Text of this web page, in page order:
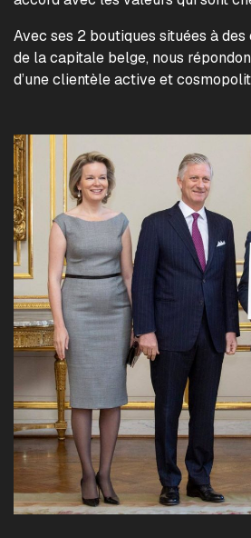
Avec ses 2 boutiques situées à
de la capitale belge, nous
d’une clientèle active et